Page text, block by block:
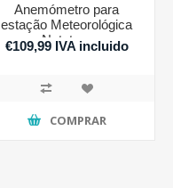
Anemómetro para
estação Meteorológica
Netatmo
€109,99 IVA incluido
COMPRAR